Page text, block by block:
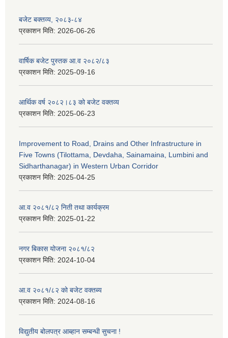
बजेट बक्तव्य, २०८३-८४
प्रकाशन मिति: 2026-06-26
वार्षिक बजेट पुस्तक आ.व २०८२/८३
प्रकाशन मिति: 2025-09-16
आर्थिक वर्ष २०८२।८३ को बजेट वक्तव्य
प्रकाशन मिति: 2025-06-23
Improvement to Road, Drains and Other Infrastructure in
Five Towns (Tilottama, Devdaha, Sainamaina, Lumbini and
Sidharthanagar) in Western Urban Corridor
प्रकाशन मिति: 2025-04-25
आ.व २०८१/८२ निती तथा कार्यक्रम
प्रकाशन मिति: 2025-01-22
नगर बिकास योजना २०८१/८२
प्रकाशन मिति: 2024-10-04
आ.व २०८१/८२ को बजेट वक्तब्य
प्रकाशन मिति: 2024-08-16
विद्युतीय बोलपत्र आब्हान सम्बन्धी सुचना !